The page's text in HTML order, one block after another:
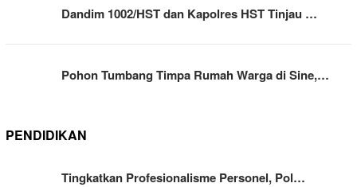
Dandim 1002/HST dan Kapolres HST Tinjau …
Pohon Tumbang Timpa Rumah Warga di Sine,…
PENDIDIKAN
Tingkatkan Profesionalisme Personel, Pol…